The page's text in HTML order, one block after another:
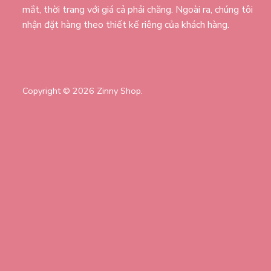
mắt, thời trang với giá cả phải chăng. Ngoài ra, chúng tôi
nhận đặt hàng theo thiết kế riêng của khách hàng.
Copyright © 2026 Zinny Shop.